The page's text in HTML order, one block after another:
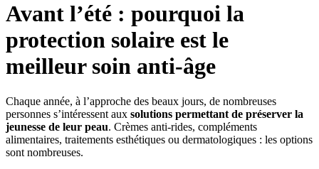
Avant l’été : pourquoi la
protection solaire est le
meilleur soin anti-âge
Chaque année, à l’approche des beaux jours, de nombreuses
personnes s’intéressent aux solutions permettant de préserver la
jeunesse de leur peau. Crèmes anti-rides, compléments
alimentaires, traitements esthétiques ou dermatologiques : les options
sont nombreuses.